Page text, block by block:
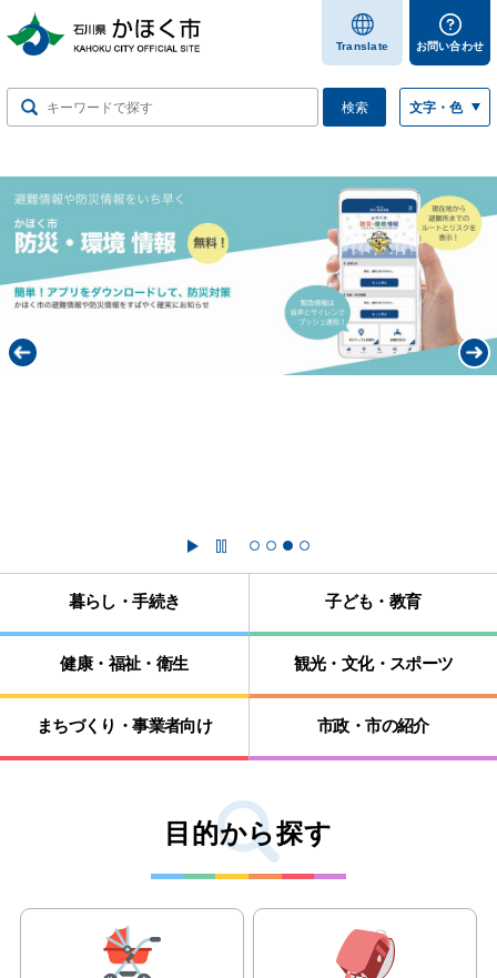
します
Translate お問い合わせ
検索 文字・色
playpause
1 2 3 4
暮らし・手続き 子ども・教育
健康・福祉・衛生 観光・文化・スポーツ
まちづくり・事業者向け 市政・市の紹介
目的から探す